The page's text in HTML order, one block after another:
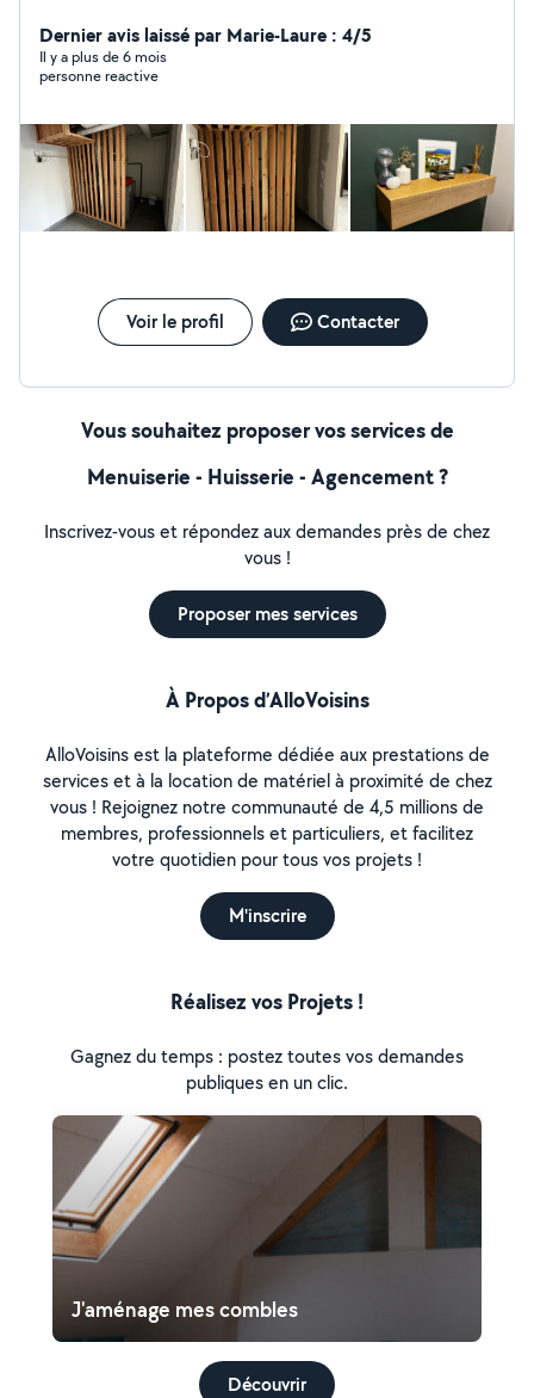
Dernier avis laissé par Marie-Laure : 4/5
Il y a plus de 6 mois
personne reactive
Voir le profil Contacter
Vous souhaitez proposer vos services de
Menuiserie - Huisserie - Agencement ?
Inscrivez-vous et répondez aux demandes près de chez
vous !
Proposer mes services
À Propos d’AlloVoisins
AlloVoisins est la plateforme dédiée aux prestations de
services et à la location de matériel à proximité de chez
vous ! Rejoignez notre communauté de 4,5 millions de
membres, professionnels et particuliers, et facilitez
votre quotidien pour tous vos projets !
M'inscrire
Réalisez vos Projets !
Gagnez du temps : postez toutes vos demandes
publiques en un clic.
J'aménage mes combles
Découvrir